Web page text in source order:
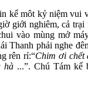
kể môt kỷ niệm vui
giới nghiêm, cả trại
vào mùng mở
Thanh phải nghe
rên rỉ:“Chim ơi chết
hà ...”. Chú Tám kế